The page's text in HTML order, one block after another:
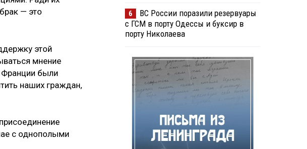
— это
этой
мнение
Франции были
наших граждан,
с однополыми
6
ВС России поразили резервуары
с ГСМ в порту Одессы и буксир в
порту Николаева